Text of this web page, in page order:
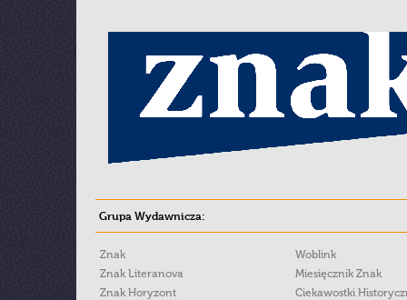
Grupa Wydawnicza:
Znak
Znak Literanova
Znak Horyzont
Woblink
Miesięcznik Znak
Ciekawostki